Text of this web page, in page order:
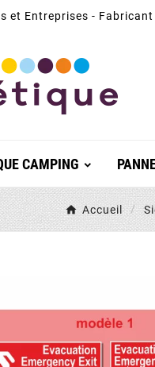
et Entreprises -
CAMPING
Accueil